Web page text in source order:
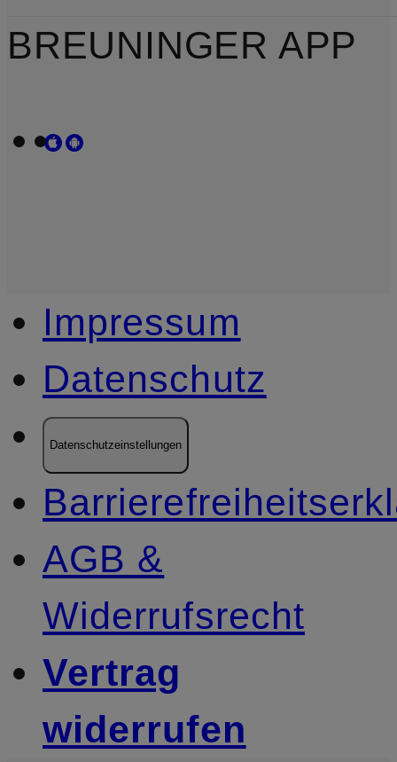
BREUNINGER APP
Impressum
Datenschutz
Datenschutzeinstellungen
AGB &
Widerrufsrecht
Vertrag
widerrufen